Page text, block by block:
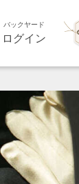
バックヤード
ログイン